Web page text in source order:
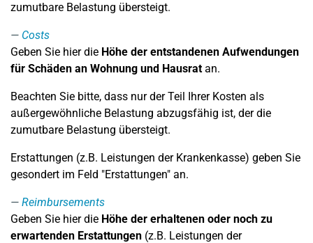
zumutbare Belastung übersteigt.
Costs
Geben Sie hier die Höhe der entstandenen Aufwendungen
für Schäden an Wohnung und Hausratan.
Beachten Sie bitte, dass nur der Teil Ihrer Kosten als
außergewöhnliche Belastung abzugsfähig ist, der die
zumutbare Belastung übersteigt.
Erstattungen (z.B. Leistungen der Krankenkasse) geben Sie
gesondert im Feld "Erstattungen" an.
Reimbursements
Geben Sie hier die Höhe der erhaltenen oder noch zu
erwartenden Erstattungen (z.B. Leistungen der